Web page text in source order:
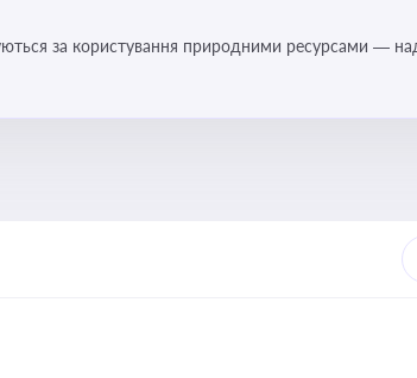
за користування природними ресурсами —